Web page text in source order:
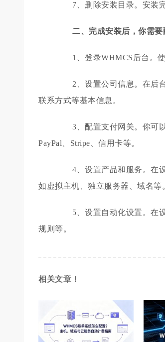
7、删除安装目录。安装完
二、完成安装后，你需
1、登录WHMCS后台。使
2、设置公司信息。在后台
联系方式等基本信息。
3、配置支付网关。你可以
PayPal、Stripe、信用卡等。
4、设置产品和服务。在设
如虚拟主机、独立服务器、域名等
5、设置自动化设置。在设
规则等。
相关文章！